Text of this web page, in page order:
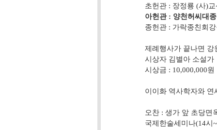
초헌관 : 장정룡 (사)교산
아헌관 : 양천허씨대
종헌관 : 가락종친회강원
제례행사가 끝나면 강원
시상자 김별아 소설가
시상금 : 10,000,000원
이이화 역사학자와 연세
오찬 : 생가 앞 초당면
국제한술세미나(14시~18